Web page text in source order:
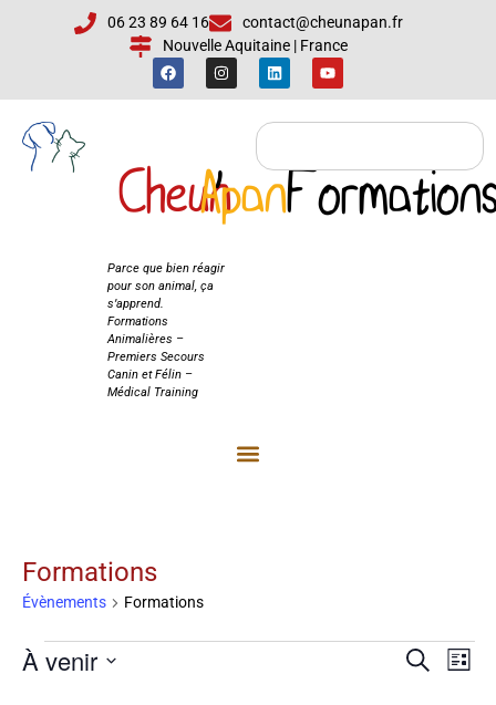
06 23 89 64 16
contact@cheunapan.fr
Nouvelle Aquitaine | France
Cheun
'
Apan
Parce que bien réagir
pour son animal, ça
s’apprend.
Formations
Animalières –
Premiers Secours
Canin et Félin –
Médical Training
Formations
Évènements Formations
Recherche
Liste
À venir